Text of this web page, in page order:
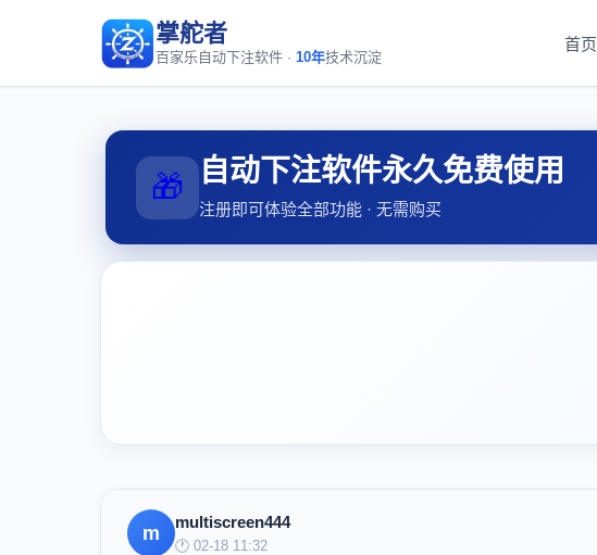
掌舵者
百家乐自动下注软件 · 10年技术沉淀
首页
🎁 自动下注软件永久免费使用
注册即可体验全部功能 · 无需购买
m
multiscreen444
🕐 02-18 11:32